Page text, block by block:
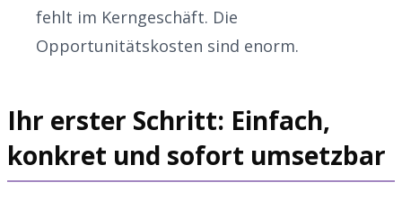
fehlt im Kerngeschäft. Die
Opportunitätskosten sind enorm.
Ihr erster Schritt: Einfach,
konkret und sofort umsetzbar